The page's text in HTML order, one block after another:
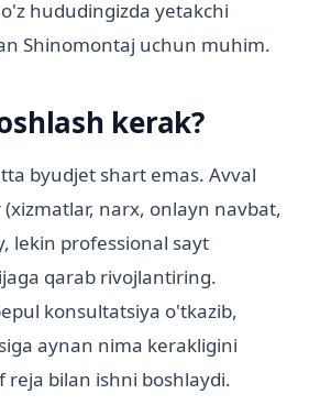
hududingizda yetakchi
Shinomontaj uchun muhim.
kerak?
byudjet shart emas. Avval
narx, onlayn navbat,
lekin professional sayt
qarab rivojlantiring.
konsultatsiya o'tkazib,
aynan nima kerakligini
reja bilan ishni boshlaydi.